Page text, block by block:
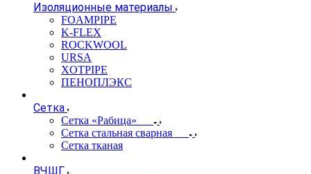
Изоляционные материалы
FOAMPIPE
K-FLEX
ROCKWOOL
URSA
XOTPIPE
ПЕНОПЛЭКС
Сетка
Сетка «Рабица»
Сетка стальная сварная
Сетка тканая
ВЧШГ